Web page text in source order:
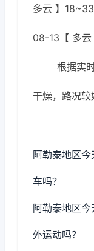
多云 】
08-13【 多
根据实
干燥，路况较
阿勒泰地区
车吗？
阿勒泰地区今
外运动吗？